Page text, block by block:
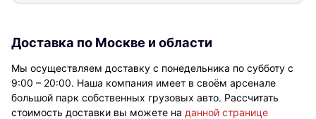
Доставка по Москве и области
Мы осуществляем доставку с понедельника по субботу с
9:00 – 20:00. Наша компания имеет в своём арсенале
большой парк собственных грузовых авто. Рассчитать
стоимость доставки вы можете на данной странице